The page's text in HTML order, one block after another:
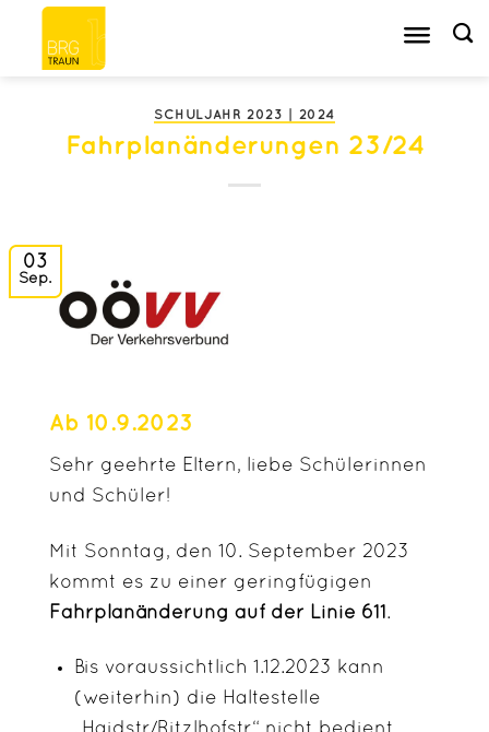
Zum
Inhalt
springen
SCHULJAHR 2023 | 2024
Fahrplanänderungen 23/24
03
Sep.
Ab 10.9.2023
Sehr geehrte Eltern, liebe Schülerinnen
und Schüler!
Mit Sonntag, den 10. September 2023
kommt es zu einer geringfügigen
Fahrplanänderung auf der Linie 611.
Bis voraussichtlich 1.12.2023 kann
(weiterhin) die Haltestelle